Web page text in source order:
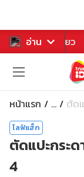
อ่าน
หาร ท่องเที่ยว
หน้าแรก ... ตัด
ไลฟ์แฮ็ก
ตัดแปะกระ
4